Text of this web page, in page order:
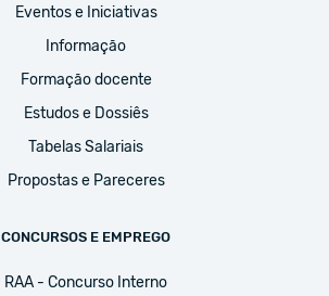
Eventos e Iniciativas
Informação
Formação docente
Estudos e Dossiês
Tabelas Salariais
Propostas e Pareceres
CONCURSOS E EMPREGO
RAA - Concurso Interno